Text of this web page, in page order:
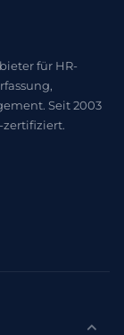
für HR-
Seit 2003
zertifiziert.